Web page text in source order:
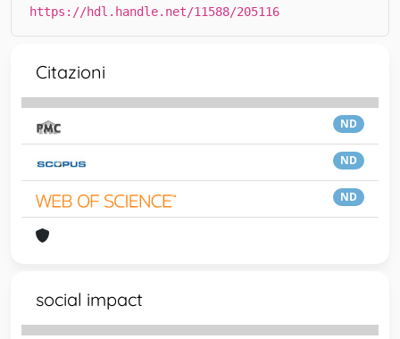
https://hdl.handle.net/11588/205116
Citazioni
ND
ND
ND
social impact